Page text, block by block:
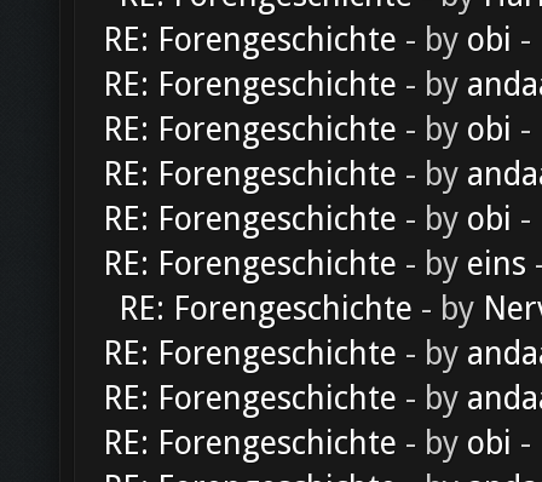
RE: Forengeschichte - by obi -
RE: Forengeschichte - by
RE: Forengeschichte - by obi -
RE: Forengeschichte - by
RE: Forengeschichte - by obi -
RE: Forengeschichte - by eins
RE: Forengeschichte - by
RE: Forengeschichte - by
RE: Forengeschichte - by
RE: Forengeschichte - by obi -